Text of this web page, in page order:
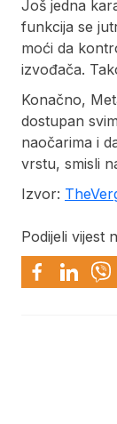
Još jedna
funkcija se
moći da
izvođača.
Konačno,
dostupan
naočarima i
vrstu, smisli
Izvor:
Podijeli vijest